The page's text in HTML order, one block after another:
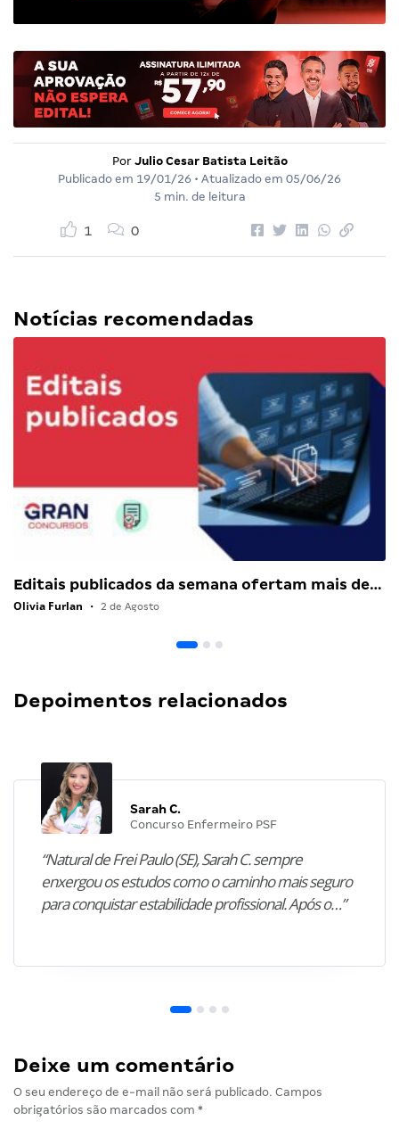
Por Julio Cesar Batista Leitão
Publicado em 19/01/26 • Atualizado em 05/06/26
5 min. de leitura
1 0
Notícias recomendadas
Editais publicados da semana ofertam mais de…
Olivia Furlan • 2 de Agosto
Depoimentos relacionados
Sarah C.
Concurso Enfermeiro PSF
“Natural de Frei Paulo (SE), Sarah C. sempre
enxergou os estudos como o caminho mais seguro
para conquistar estabilidade profissional. Após o…”
Deixe um comentário
O seu endereço de e-mail não será publicado. Campos
obrigatórios são marcados com *